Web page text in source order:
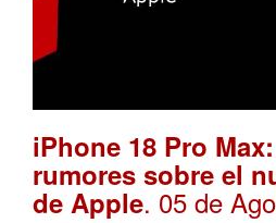
iPhone 18 Pro
rumores sobre el
de Apple. 05 de